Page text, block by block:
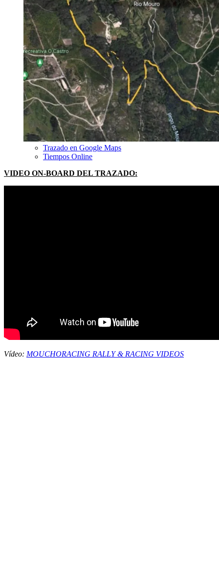
Trazado en Google Maps
Tiempos Online
VIDEO ON-BOARD DEL TRAZADO:
Vídeo: MOUCHORACING RALLY & RACING VIDEOS